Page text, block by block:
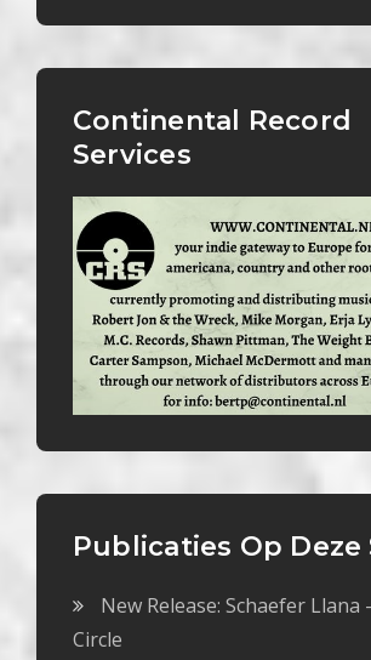
Continental Record
Services
Publicaties Op Deze
New Release: Schaefer Llana
Circle